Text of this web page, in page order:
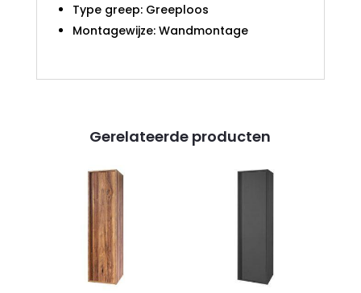
Type greep: Greeploos
Montagewijze: Wandmontage
Gerelateerde producten